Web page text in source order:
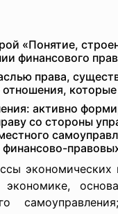
«Понятие,
финансового
права,
активно
со стороны
финансово-